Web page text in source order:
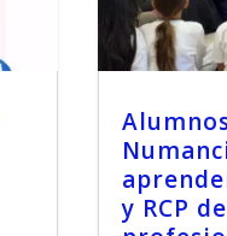
y RCP